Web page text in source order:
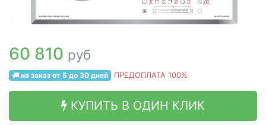
60 810 руб
на заказ от 5 до 30 дней ПРЕДОПЛАТА 100%
КУПИТЬ В ОДИН КЛИК